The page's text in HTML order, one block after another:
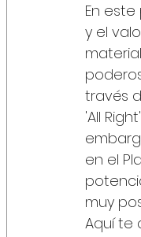
En
y el
través
'All
en el
muy
Aquí te